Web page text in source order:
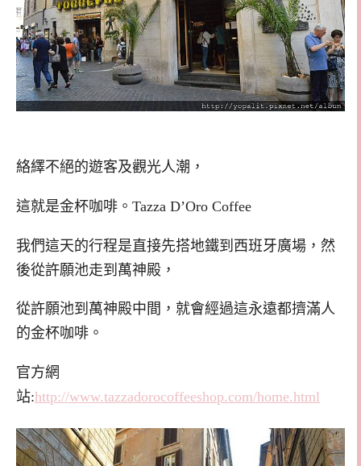
絡繹不絕的遊客及觀光人潮，
這就是金杯咖啡。Tazza D’Oro Coffee
我們這天的行程是直接先搭地鐵到西班牙廣場，然
後從許願池走到萬神殿，
從許願池到萬神殿中間，就會經過這永遠都擠滿人
的金杯咖啡。
官方網
站:http://www.tazzadorocoffeeshop.com/home.html